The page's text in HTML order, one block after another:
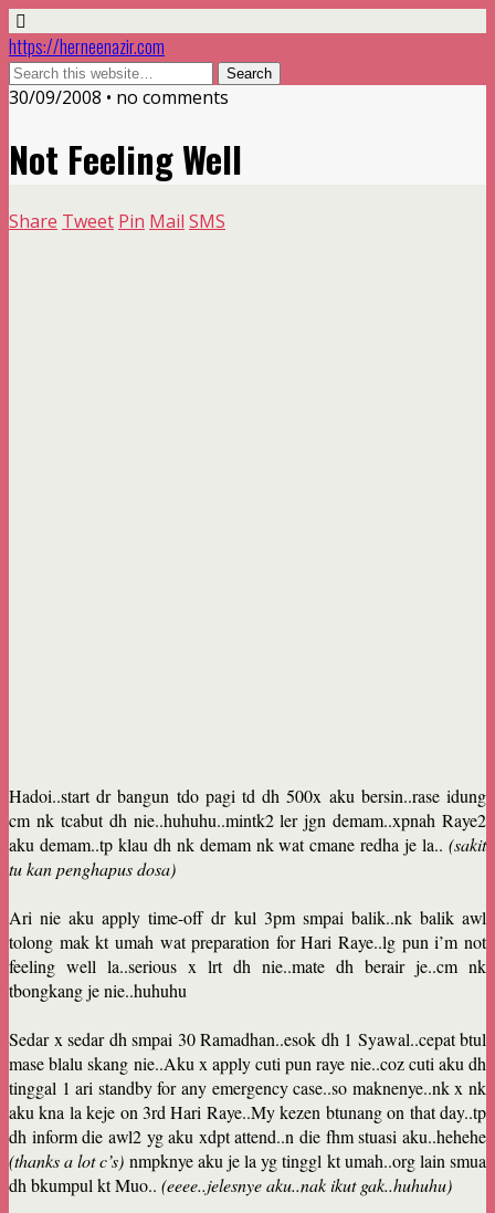
https://herneenazir.com
30/09/2008 • no comments
Not Feeling Well
Share Tweet Pin Mail SMS
Hadoi..start dr bangun tdo pagi td dh 500x aku bersin..rase idung
cm nk tcabut dh nie..huhuhu..mintk2 ler jgn demam..xpnah Raye2
aku demam..tp klau dh nk demam nk wat cmane redha je la.. (sakit
tu kan penghapus dosa)
Ari nie aku apply time-off dr kul 3pm smpai balik..nk balik awl
tolong mak kt umah wat preparation for Hari Raye..lg pun i’m not
feeling well la..serious x lrt dh nie..mate dh berair je..cm nk
tbongkang je nie..huhuhu
Sedar x sedar dh smpai 30 Ramadhan..esok dh 1 Syawal..cepat btul
mase blalu skang nie..Aku x apply cuti pun raye nie..coz cuti aku dh
tinggal 1 ari standby for any emergency case..so maknenye..nk x nk
aku kna la keje on 3rd Hari Raye..My kezen btunang on that day..tp
dh inform die awl2 yg aku xdpt attend..n die fhm stuasi aku..hehehe
(thanks a lot c’s) nmpknye aku je la yg tinggl kt umah..org lain smua
dh bkumpul kt Muo.. (eeee..jelesnye aku..nak ikut gak..huhuhu)